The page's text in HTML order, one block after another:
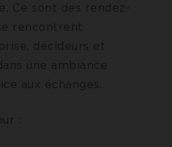
Ce sont des rendez-
rencontrent
décideurs et
une ambiance
aux échanges.
: